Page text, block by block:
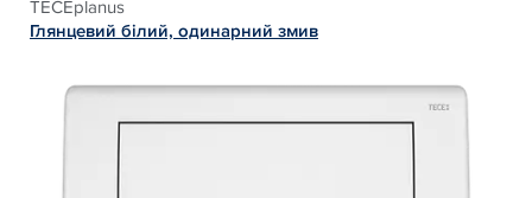
TECEplanus
Глянцевий білий, одинарний змив